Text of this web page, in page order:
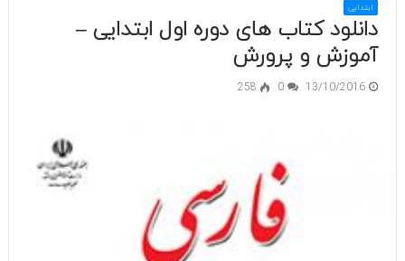
ابتدایی
دانلود کتاب های دوره اول ابتدایی –
آموزش و پرورش
13/10/2016
0
258